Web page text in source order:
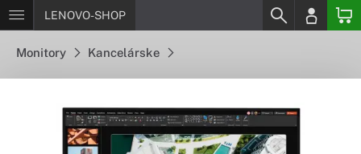
LENOVO-SHOP
Monitory Kancelárske